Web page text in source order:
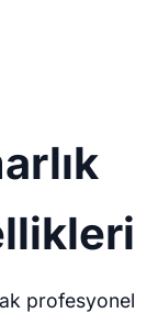
profesyonel